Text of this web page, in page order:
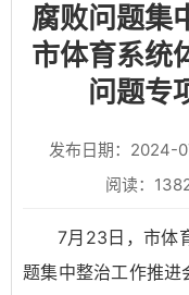
腐败问题集
市体育系统
问题专
发布日期：2024-
阅读：
7月23日，市体
题集中整治工作推进